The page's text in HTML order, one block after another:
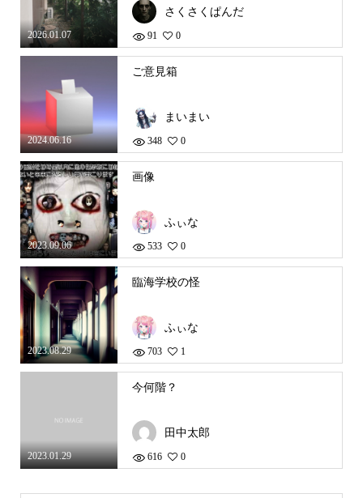
2026.01.07
さくさくぱんだ
91 0
2024.06.16
ご意見箱
まいまい
348 0
2023.09.06
画像
ふぃな
533 0
2023.08.29
臨海学校の怪
ふぃな
703 1
2023.01.29
今何階？
田中太郎
616 0